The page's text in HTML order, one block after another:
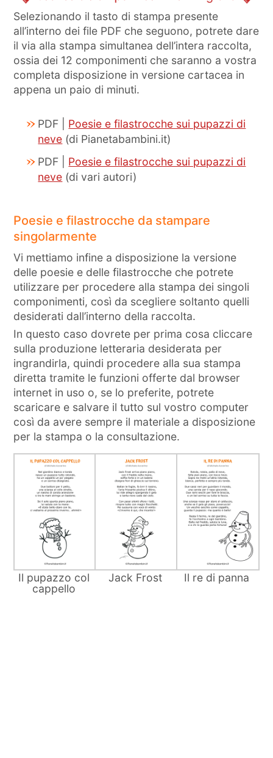
Selezionando il tasto di stampa presente
all’interno dei file PDF che seguono, potrete dare
il via alla stampa simultanea dell’intera raccolta,
ossia dei 12 componimenti che saranno a vostra
completa disposizione in versione cartacea in
appena un paio di minuti.
PDF | Poesie e filastrocche sui pupazzi di
neve (di Pianetabambini.it)
PDF | Poesie e filastrocche sui pupazzi di
neve (di vari autori)
Poesie e filastrocche da stampare
singolarmente
Vi mettiamo infine a disposizione la versione
delle poesie e delle filastrocche che potrete
utilizzare per procedere alla stampa dei singoli
componimenti, così da scegliere soltanto quelli
desiderati dall’interno della raccolta.
In questo caso dovrete per prima cosa cliccare
sulla produzione letteraria desiderata per
ingrandirla, quindi procedere alla sua stampa
diretta tramite le funzioni offerte dal browser
internet in uso o, se lo preferite, potrete
scaricare e salvare il tutto sul vostro computer
così da avere sempre il materiale a disposizione
per la stampa o la consultazione.
Il pupazzo col
cappello
Jack Frost Il re di panna